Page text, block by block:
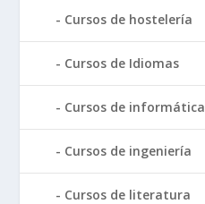
Cursos de hostelería
Cursos de Idiomas
Cursos de informática
Cursos de ingeniería
Cursos de literatura